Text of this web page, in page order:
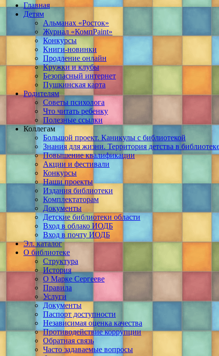
Главная
Детям
Альманах «Росток»
Журнал «КомпPaint»
Конкурсы
Книги-новинки
Продление онлайн
Кружки и клубы
Безопасный интернет
Пушкинская карта
Родителям
Советы психолога
Что читать ребенку
Полезные ссылки
Коллегам
Большой проект. Каникулы с библиотекой
Знания для жизни. Территория детства в
Повышение квалификации
Акции и фестивали
Конкурсы
Наши проекты
Издания библиотеки
Комплектаторам
Документы
Детские библиотеки области
Вход в облако ИОДБ
Вход в почту ИОДБ
Эл. каталог
О библиотеке
Структура
История
О Марке Сергееве
Правила
Услуги
Документы
Паспорт доступности
Независимая оценка качества
Противодействие коррупции
Обратная связь
Часто задаваемые вопросы